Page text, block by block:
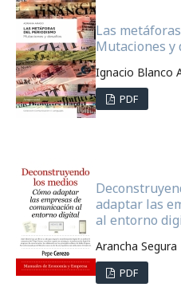
Las
Mutaciones y
Ignacio Blanco
PDF
adaptar las
al entorno
Arancha
PDF